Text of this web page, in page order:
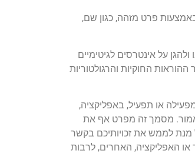
פרט מזהה, כגון שם,
על אינטרסים לגיטימיים
החוקיות והרגולטוריות
או תפעיל, באפליקציה,
כאמור. מסמך זה מפרט אף את
מנת לממש את זכויותיכם בקשר
האפליקציה, האחרים, לרבות